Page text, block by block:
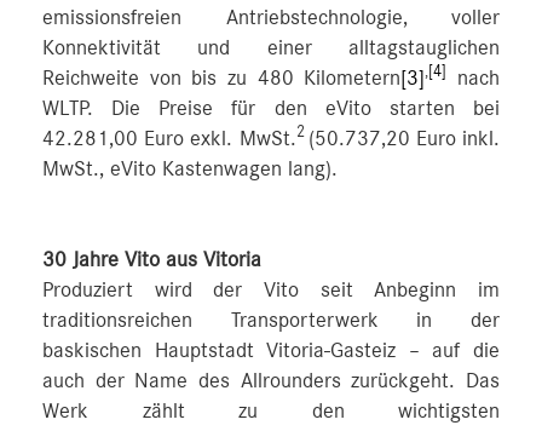
emissionsfreien Antriebstechnologie, voller
Konnektivität und einer alltagstauglichen
Reichweite von bis zu 480 Kilometern[3],[4]
nach
WLTP. Die Preise für den eVito starten bei
42.281,00 Euro exkl. MwSt.2 (50.737,20 Euro inkl.
MwSt., eVito Kastenwagen lang).
30 Jahre Vito aus Vitoria
Produziert wird der Vito seit Anbeginn im
traditionsreichen Transporterwerk in der
baskischen Hauptstadt Vitoria-Gasteiz – auf die
auch der Name des Allrounders zurückgeht. Das
Werk zählt zu den wichtigsten